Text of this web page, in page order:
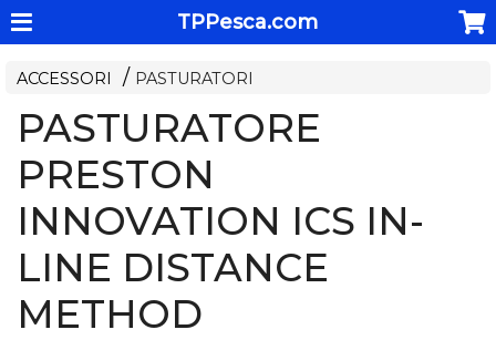
TPPesca.com
ACCESSORI PASTURATORI
PASTURATORE
PRESTON
INNOVATION ICS IN-
LINE DISTANCE
METHOD